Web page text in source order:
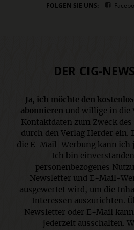
FOLGEN SIE UNS:
DER CIG-
Ja, ich möchte den
abonnieren und willige in die
Kontaktdaten zum Zweck
durch den Verlag Herder ein.
die E-Mail-Werbung kann ich
Ich bin
personenbezogenes
Newsletter und E-Mail-
ausgewertet wird, um die
Interessen auszurichten.
Newsletter oder E-Mail
jederzeit ausschalten.